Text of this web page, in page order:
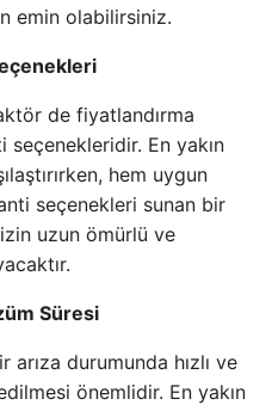
emin olabilirsiniz.
de fiyatlandırma
seçenekleridir. En yakın
hem uygun
seçenekleri sunan bir
uzun ömürlü ve
Süresi
durumunda hızlı ve
önemlidir. En yakın